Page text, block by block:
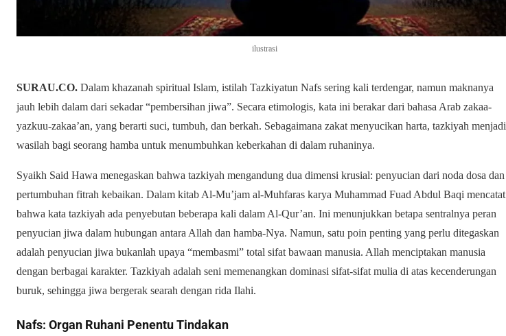
ilustrasi
SURAU.CO. Dalam khazanah spiritual Islam, istilah Tazkiyatun Nafs sering kali terdengar, namun maknanya
jauh lebih dalam dari sekadar “pembersihan jiwa”. Secara etimologis, kata ini berakar dari bahasa Arab zakaa-
yazkuu-zakaa’an, yang berarti suci, tumbuh, dan berkah. Sebagaimana zakat menyucikan harta, tazkiyah menjadi
wasilah bagi seorang hamba untuk menumbuhkan keberkahan di dalam ruhaninya.
Syaikh Said Hawa menegaskan bahwa tazkiyah mengandung dua dimensi krusial: penyucian dari noda dosa dan
pertumbuhan fitrah kebaikan. Dalam kitab Al-Mu’jam al-Muhfaras karya Muhammad Fuad Abdul Baqi mencatat
bahwa kata tazkiyah ada penyebutan beberapa kali dalam Al-Qur’an. Ini menunjukkan betapa sentralnya peran
penyucian jiwa dalam hubungan antara Allah dan hamba-Nya. Namun, satu poin penting yang perlu ditegaskan
adalah penyucian jiwa bukanlah upaya “membasmi” total sifat bawaan manusia. Allah menciptakan manusia
dengan berbagai karakter. Tazkiyah adalah seni memenangkan dominasi sifat-sifat mulia di atas kecenderungan
buruk, sehingga jiwa bergerak searah dengan rida Ilahi.
Nafs: Organ Ruhani Penentu Tindakan